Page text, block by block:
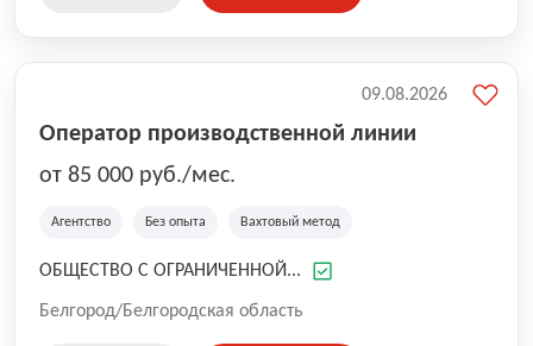
Оператор производственной линии
от 85 000 руб./мес.
Агентство Без опыта Вахтовый метод
ОБЩЕСТВО С ОГРАНИЧЕННОЙ...
Белгород/Белгородская область
09.08.2026